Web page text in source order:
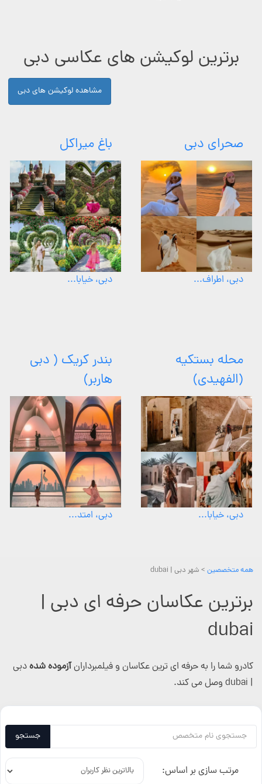
برترین لوکیشن های عکاسی دبی
مشاهده لوکیشن های دبی
صحرای دبی
دبی، اطراف...
باغ میراکل
دبی، خیابا...
محله بستکیه
(الفهیدی)
دبی، خیابا...
بندر کریک ( دبی
هاربر)
دبی، امتد...
همه متخصصین > شهر دبی | dubai
برترین عکاسان حرفه ای دبی |
dubai
کادرو شما را به حرفه ای ترین عکاسان و فیلمبردارانآزموده شدهدبی
| dubai وصل می کند.
جستجو
مرتب سازی بر اساس: